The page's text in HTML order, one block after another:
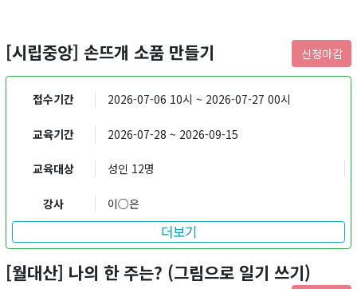
[시립중앙] 손뜨개 소품 만들기 신청마감
접수기간 2026-07-06 10시 ~ 2026-07-27 00시
교육기간 2026-07-28 ~ 2026-09-15
교육대상 성인 12명
강사 이○은
더보기
[월대산] 나의 한 주는? (그림으로 일기 쓰기)